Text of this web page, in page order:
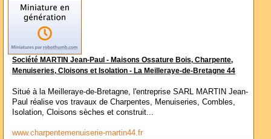
Société MARTIN Jean-Paul - Maisons Ossature Bois, Charpente,
Menuiseries, Cloisons et Isolation - La Meilleraye-de-Bretagne 44
Situé à la Meilleraye-de-Bretagne, l'entreprise SARL MARTIN Jean-
Paul réalise vos travaux de Charpentes, Menuiseries, Combles,
Isolation, Cloisons sèches et construit...
www.charpentemenuiserie-martin44.fr